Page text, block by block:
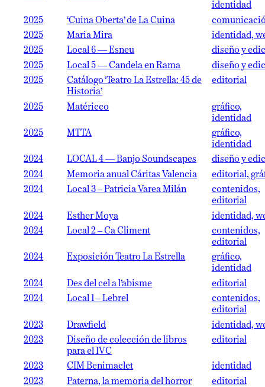
identidad
2025
‘Cuina Oberta’ de La Cuina
2025
Maria Mira
identidad,
2025
Local 6 — Esneu
diseño y
2025
Local 5 — Candela en Rama
diseño y
2025
Catálogo ‘Teatro La Estrella: 45 de
Historia’
editorial
2025 Matéricco
gráfico,
identidad
2025
MTTA
gráfico,
identidad
2024
LOCAL 4 — Banjo Soundscapes
diseño y
2024
Memoria anual Cáritas Valencia
editorial,
2024
Local 3 – Patricia Varea Milán
contenidos,
editorial
2024
Esther Moya
identidad,
2024
Local 2 – Ca Climent
contenidos,
editorial
2024
Exposición Teatro La Estrella
gráfico,
identidad
2024
Des del cel a l’abisme
editorial
2024
Local 1 – Lebrel
contenidos,
editorial
2023
Drawfield
identidad,
2023
Diseño de colección de libros
para el IVC
editorial
2023 CIM Benimaclet
identidad
2023
Paterna, la memoria del horror
editorial